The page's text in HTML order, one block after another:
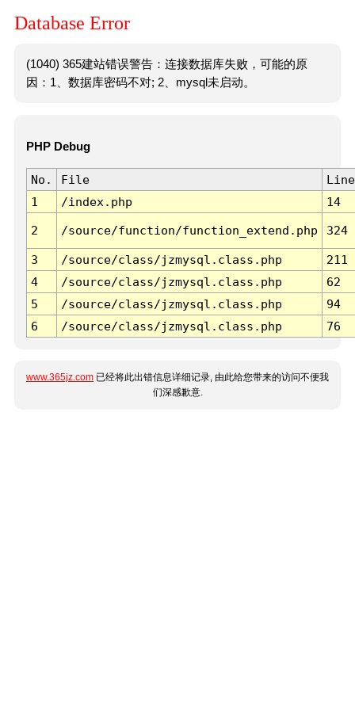
Database Error
(1040) 365建站错误警告：连接数据库失败，可能的原
因：1、数据库密码不对; 2、mysql未启动。
PHP Debug
No. File
Line
1
/index.php 14
2 /source/function/function_extend.php 324
3 /source/class/jzmysql.class.php
211
4
/source/class/jzmysql.class.php
62
5
/source/class/jzmysql.class.php
94
6
/source/class/jzmysql.class.php 76
www.365jz.com 已经将此出错信息详细记录, 由此给您带来的访问不便我
们深感歉意.